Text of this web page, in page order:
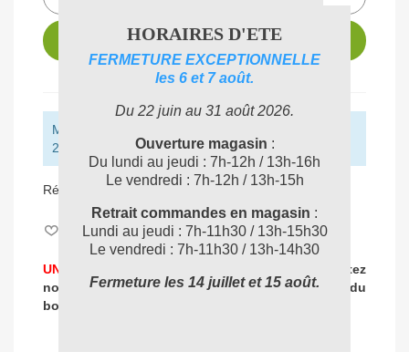
AJOUTER AU PANIER
Montant restant pour obtenir la livraison gratuite :
250,00 € (HT)
Référence: NIL107407297
Aimer 0
UNE PROBLEMATIQUE DE NETTOYAGE ?
Contactez
nos expertspour vous accompagner dansle choix du
bon produit
HORAIRES D'ETE
FERMETURE EXCEPTIONNELLE
les 6 et 7 août.
Du 22 juin au 31 août 2026.
Ouverture magasin :
Du lundi au jeudi : 7h-12h / 13h-16h
Le vendredi : 7h-12h / 13h-15h
Retrait commandes en magasin :
Lundi au jeudi : 7h-11h30 / 13h-15h30
Le vendredi : 7h-11h30 / 13h-14h30
Fermeture les 14 juillet et 15 août.